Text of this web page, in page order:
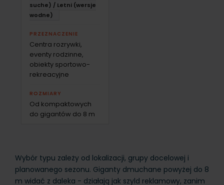
suche) / Letni (wersje
wodne)
PRZEZNACZENIE
Centra rozrywki,
eventy rodzinne,
obiekty sportowo-
rekreacyjne
ROZMIARY
Od kompaktowych
do gigantów do 8 m
Wybór typu zależy od lokalizacji, grupy docelowej i
planowanego sezonu. Giganty dmuchane powyżej do 8
m widać z daleka - działają jak szyld reklamowy, zanim